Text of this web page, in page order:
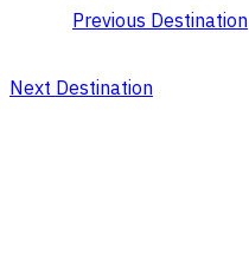
Previous Destination
Next Destination